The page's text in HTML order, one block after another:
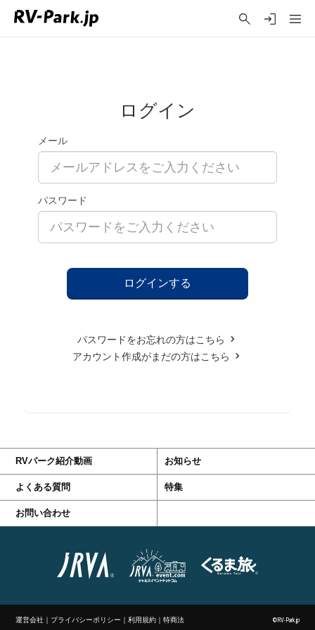
ログイン
メール
パスワード
パスワードをお忘れの方はこちら
アカウント作成がまだの方はこちら
RVパーク紹介動画 お知らせ
よくある質問 特集
お問い合わせ
運営会社 ｜ プライバシーポリシー ｜利用規約 ｜特商法 ©RV-Park.jp